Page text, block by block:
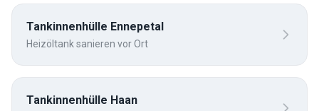
Tankinnenhülle Ennepetal
Heizöltank sanieren vor Ort
Tankinnenhülle Haan